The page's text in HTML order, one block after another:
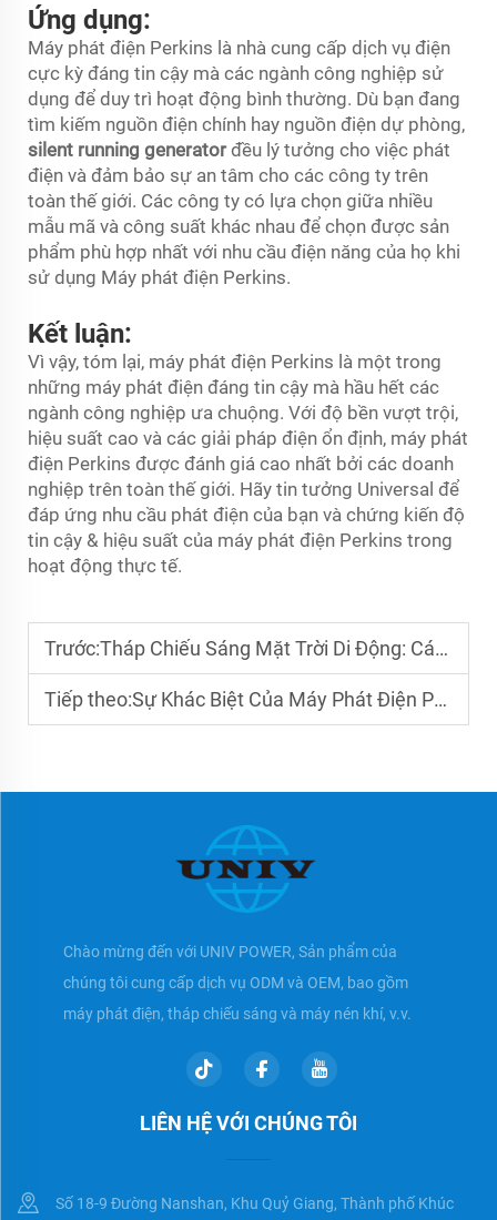
Ứng dụng:
Máy phát điện Perkins là nhà cung cấp dịch vụ điện
cực kỳ đáng tin cậy mà các ngành công nghiệp sử
dụng để duy trì hoạt động bình thường. Dù bạn đang
tìm kiếm nguồn điện chính hay nguồn điện dự phòng,
silent running generatorđều lý tưởng cho việc phát
điện và đảm bảo sự an tâm cho các công ty trên
toàn thế giới. Các công ty có lựa chọn giữa nhiều
mẫu mã và công suất khác nhau để chọn được sản
phẩm phù hợp nhất với nhu cầu điện năng của họ khi
sử dụng Máy phát điện Perkins.
Kết luận:
Vì vậy, tóm lại, máy phát điện Perkins là một trong
những máy phát điện đáng tin cậy mà hầu hết các
ngành công nghiệp ưa chuộng. Với độ bền vượt trội,
hiệu suất cao và các giải pháp điện ổn định, máy phát
điện Perkins được đánh giá cao nhất bởi các doanh
nghiệp trên toàn thế giới. Hãy tin tưởng Universal để
đáp ứng nhu cầu phát điện của bạn và chứng kiến độ
tin cậy & hiệu suất của máy phát điện Perkins trong
hoạt động thực tế.
Trước:Tháp Chiếu Sáng Mặt Trời Di Động: Các Thực Hành Tốt Nhất
Tiếp theo:Sự Khác Biệt Của Máy Phát Điện Perkins Về Hiệu Quả Năng Lượng
Chào mừng đến với UNIV POWER, Sản phẩm của
chúng tôi cung cấp dịch vụ ODM và OEM, bao gồm
máy phát điện, tháp chiếu sáng và máy nén khí, v.v.
LIÊN HỆ VỚI CHÚNG TÔI
Số 18-9 Đường Nanshan, Khu Quỷ Giang, Thành phố Khúc